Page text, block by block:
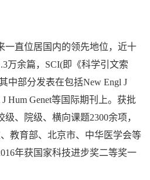
一直位居国内的领先地位，近十
万余篇，SCI(即《科学引文索
中部分发表在包括New Engl J
Hum Genet等国际期刊上。获批
、院级、横向课题2300余项，
教育部、北京市、中华医学会等
年获国家科技进步奖二等奖一